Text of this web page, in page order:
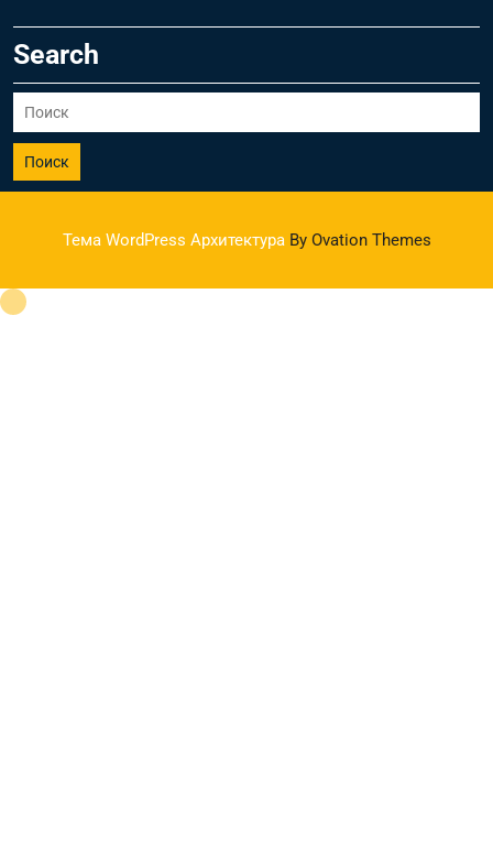
Search
Поиск
Тема WordPress АрхитектураBy Ovation Themes